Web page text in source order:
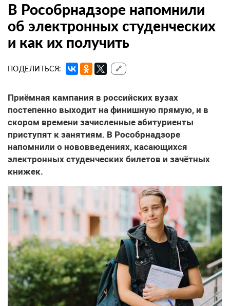
В Рособрнадзоре напомнили
об электронных студенческих
и как их получить
ПОДЕЛИТЬСЯ: 🔗
Приёмная кампания в российских вузах
постепенно выходит на финишную прямую, и в
скором времени зачисленные абитуриенты
приступят к занятиям. В Рособрнадзоре
напомнили о нововведениях, касающихся
электронных студенческих билетов и зачётных
книжек.